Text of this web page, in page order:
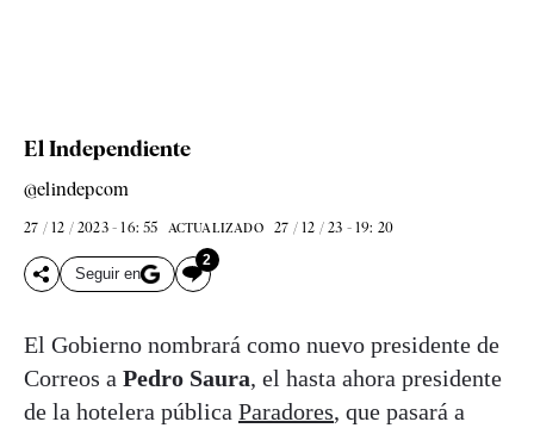
El Independiente
@elindepcom
27 / 12 / 2023 - 16: 55 ACTUALIZADO 27 / 12 / 23 - 19: 20
Seguir en
2
El Gobierno nombrará como nuevo presidente de
Correos a Pedro Saura, el hasta ahora presidente
de la hotelera pública Paradores, que pasará a